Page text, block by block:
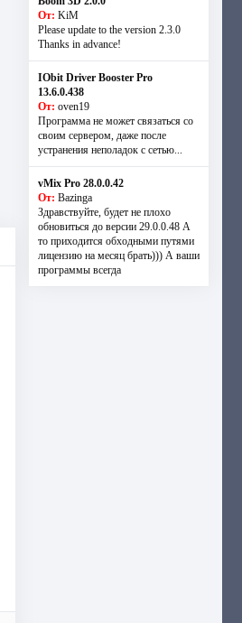
От: KiM
Please update to the version 2.3.0
Thanks in advance!
IObit Driver Booster Pro
13.6.0.438
От: oven19
Программа не может связаться со
своим сервером, даже после
устранения неполадок с сетью...
vMix Pro 28.0.0.42
От: Bazinga
Здравствуйте, будет не плохо
обновиться до версии 29.0.0.48 А
то приходится обходными путями
лицензию на месяц брать))) А ваши
программы всегда